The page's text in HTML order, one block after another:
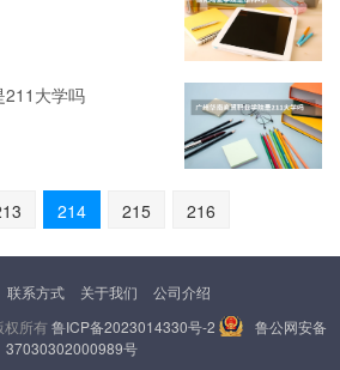
211大学吗
214 215 216
联系方式 关于我们
公司介绍
权所有鲁ICP备2023014330号-2
鲁公网安备
37030302000989号